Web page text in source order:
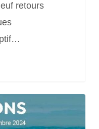
retours